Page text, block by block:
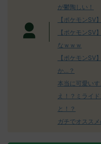
が鬱陶しい！
【ポケモンSV
【ポケモンSV
なｗｗｗ
【ポケモンSV
か…？
本当に可愛い
え！？ミライ
と！？
ガチでオスス